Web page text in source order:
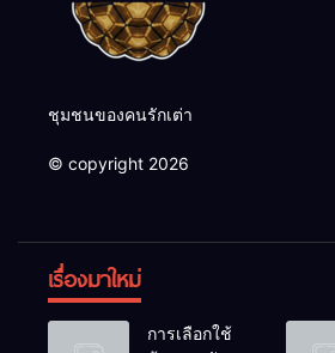
ชุมชนของคนรักเต่า
© copyright 2026
เรื่องมาใหม่
การเลือกใช้